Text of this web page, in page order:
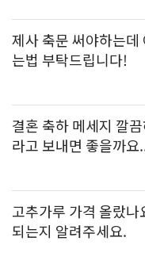
제사 축문 써야하는
는법 부탁드립니다!
결혼 축하 메세지 깔
라고 보내면 좋을까요
고추가루 가격 올랐
되는지 알려주세요.